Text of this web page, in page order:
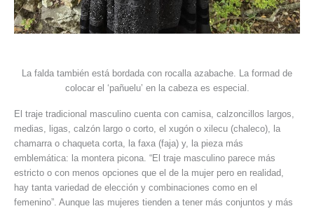
La falda también está bordada con rocalla azabache. La formad de
colocar el ‘pañuelu’ en la cabeza es especial.
El traje tradicional masculino cuenta con camisa, calzoncillos largos,
medias, ligas, calzón largo o corto, el xugón o xilecu (chaleco), la
chamarra o chaqueta corta, la faxa (faja) y, la pieza más
emblemática: la montera picona. “El traje masculino parece más
estricto o con menos opciones que el de la mujer pero en realidad,
hay tanta variedad de elección y combinaciones como en el
femenino”. Aunque las mujeres tienden a tener más conjuntos y más